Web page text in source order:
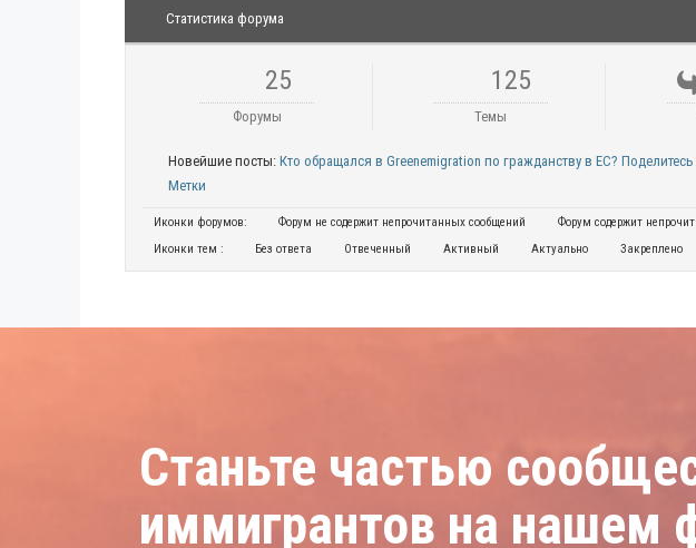
Статистика форума
25
Форумы
125
Темы
Новейшие посты: Кто обращался в Greenemigration по гражданству в ЕС?
Метки
Иконки форумов: Форум не содержит непрочитанных сообщений
Форум содержит
Иконки тем :
Без ответа Отвеченный Активный Актуально Закреплено
Станьте частью
иммигрантов на нашем